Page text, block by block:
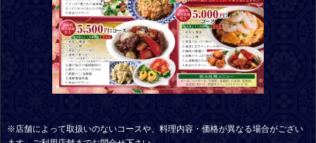
※店舗によって取扱いのないコースや、料理内容・価格が異なる場合がござい